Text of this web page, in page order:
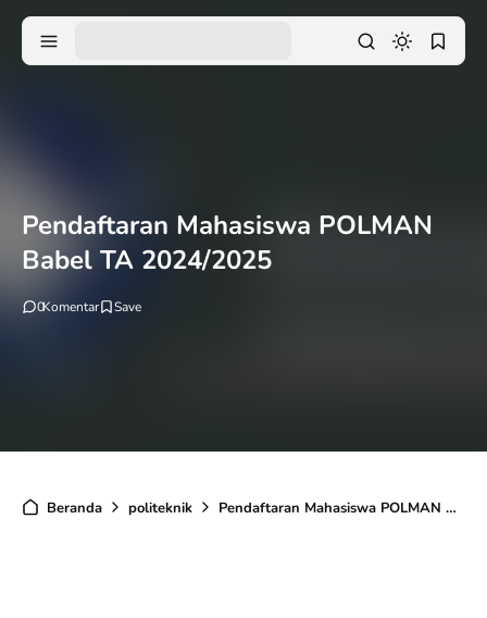
Pendaftaran Mahasiswa POLMAN
Babel TA 2024/2025
0Komentar
Beranda politeknik Pendaftaran Mahasiswa POLMAN Babel TA 2024/2025